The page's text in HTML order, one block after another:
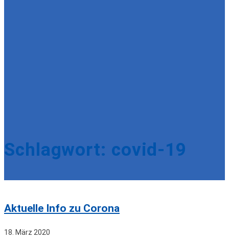
Schlagwort: covid-19
Aktuelle Info zu Corona
18. März 2020